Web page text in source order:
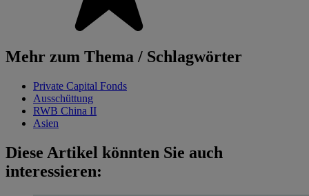
Mehr zum Thema / Schlagwörter
Private Capital Fonds
Ausschüttung
RWB China II
Asien
Diese Artikel könnten Sie auch
interessieren: